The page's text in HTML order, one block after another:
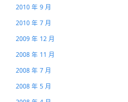
2010 年 9 月
2010 年 7 月
2009 年 12 月
2008 年 11 月
2008 年 7 月
2008 年 5 月